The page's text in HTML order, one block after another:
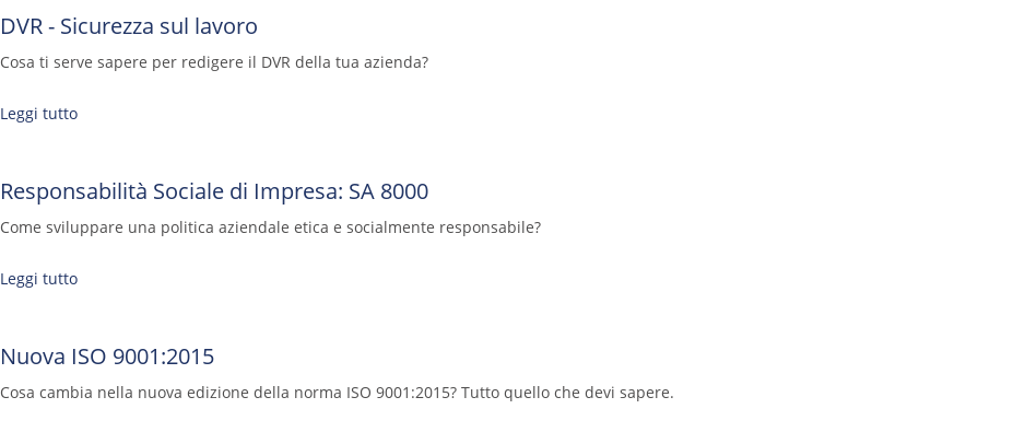
DVR - Sicurezza sul lavoro
Cosa ti serve sapere per redigere il DVR della tua azienda?
Leggi tutto
Responsabilità Sociale di Impresa: SA 8000
Come sviluppare una politica aziendale etica e socialmente responsabile?
Leggi tutto
Nuova ISO 9001:2015
Cosa cambia nella nuova edizione della norma ISO 9001:2015? Tutto quello che devi sapere.